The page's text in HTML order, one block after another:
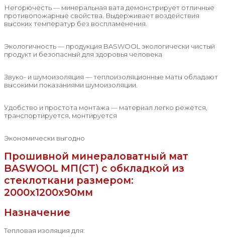
Негорючесть — минеральная вата демонстрирует отличные
противопожарные свойства. Выдерживает воздействия
высоких температур без воспламенения.
Экологичность — продукция BASWOOL экологически чистый
продукт и безопасный для здоровья человека
Звуко- и шумоизоляция — теплоизоляционные маты обладают
высокими показаниями шумоизоляции.
Удобство и простота монтажа — материал легко режется,
транспортируется, монтируется
Экономически выгодно
Прошивной минераловатный мат
BASWOOL МП(СТ) с обкладкой из
стеклоткани размером:
2000x1200x90мм
Назначение
Тепловая изоляция для: